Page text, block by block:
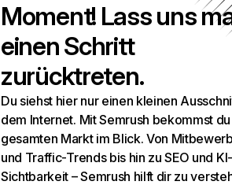
Moment! Lass uns
einen Schritt
zurücktreten.
Du siehst hier nur einen kleinen
dem Internet. Mit Semrush bekommst
gesamten Markt im Blick. Von
und Traffic-Trends bis hin zu SEO und KI-
Sichtbarkeit – Semrush hilft dir zu